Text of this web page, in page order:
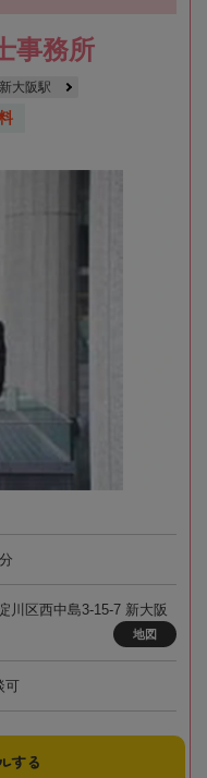
事務所
新大阪駅
川区西中島3-15-7 新大阪
地図
可
する